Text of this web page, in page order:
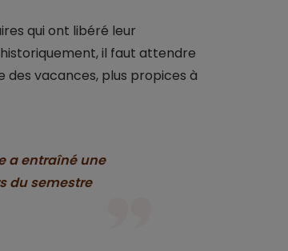
qui ont libéré leur
il faut attendre
des vacances, plus propices à
a entraîné une
du semestre